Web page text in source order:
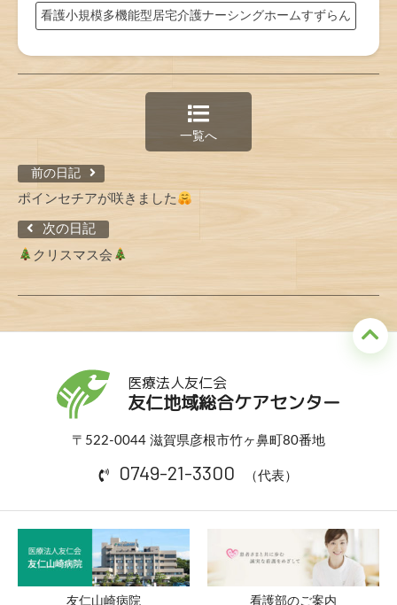
看護小規模多機能型居宅介護ナーシングホームすずらん
一覧へ
次の日記
クリスマス会
前の日記
ポインセチアが咲きました
医療法人友仁会
友仁地域総合ケアセンター
〒522-0044 滋賀県彦根市竹ヶ鼻町80番地
0749-21-3300 （代表）
友仁山崎病院 看護部のご案内